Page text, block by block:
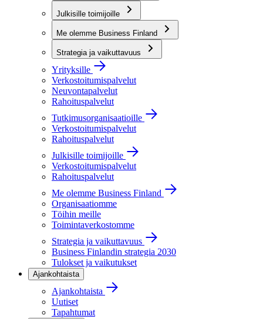
Julkisille toimijoille
Me olemme Business Finland
Strategia ja vaikuttavuus
Yrityksille
Verkostoitumispalvelut
Neuvontapalvelut
Rahoituspalvelut
Tutkimusorganisaatioille
Verkostoitumispalvelut
Rahoituspalvelut
Julkisille toimijoille
Verkostoitumispalvelut
Rahoituspalvelut
Me olemme Business Finland
Organisaatiomme
Töihin meille
Toimintaverkostomme
Strategia ja vaikuttavuus
Business Finlandin strategia 2030
Tulokset ja vaikutukset
Ajankohtaista
Ajankohtaista
Uutiset
Tapahtumat